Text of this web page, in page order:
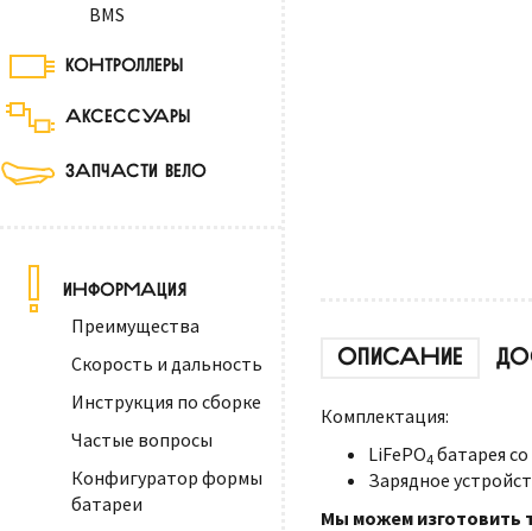
BMS
КОНТРОЛЛЕРЫ
АКСЕССУАРЫ
ЗАПЧАСТИ ВЕЛО
ИНФОРМАЦИЯ
Преимущества
Скорость и дальность
Инструкция по сборке
Частые вопросы
Конфигуратор формы
батареи
ОПИСАНИЕ
Комплектация:
LiFePO4 батарея
Зарядное
Мы можем изготовить